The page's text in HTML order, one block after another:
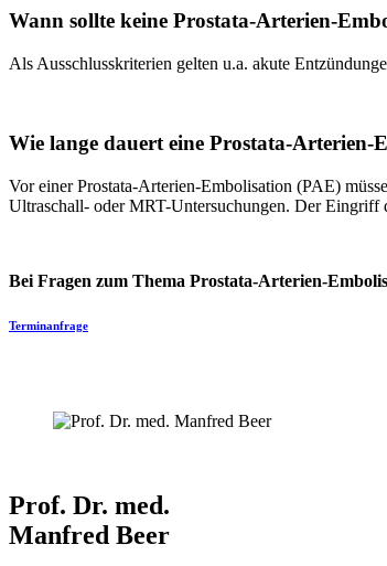
Wann sollte keine Prostata-Arterien-
Als Ausschlusskriterien gelten u.a. akute
Wie lange dauert eine Prostata-Arterien-
Vor einer Prostata-Arterien-Embolisation (PAE)
Ultraschall- oder MRT-Untersuchungen. Der Eingriff
Bei Fragen zum Thema Prostata-Arterien-
Terminanfrage
Prof. Dr. med.
Manfred Beer